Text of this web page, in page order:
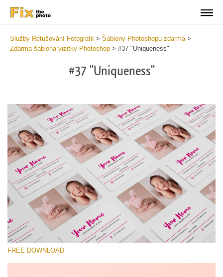
Služby Retušování Fotografií > Šablony Photoshopu zdarma>
Zdarma šablona vizitky Photoshop > #37 "Uniqueness"
#37 "Uniqueness"
FREE DOWNLOAD